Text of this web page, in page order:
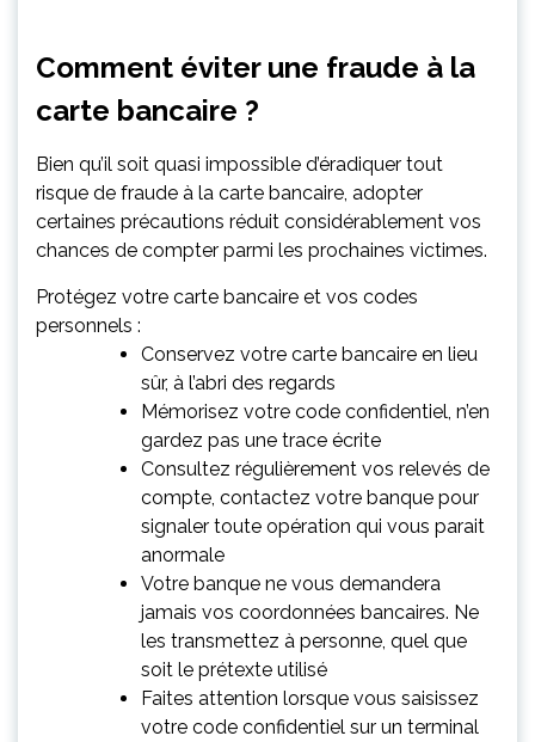
Comment éviter une fraude à la
carte bancaire ?
Bien qu’il soit quasi impossible d’éradiquer tout
risque de fraude à la carte bancaire, adopter
certaines précautions réduit considérablement vos
chances de compter parmi les prochaines victimes.
Protégez votre carte bancaire et vos codes
personnels :
Conservez votre carte bancaire en lieu
sûr, à l’abri des regards
Mémorisez votre code confidentiel, n’en
gardez pas une trace écrite
Consultez régulièrement vos relevés de
compte, contactez votre banque pour
signaler toute opération qui vous parait
anormale
Votre banque ne vous demandera
jamais vos coordonnées bancaires. Ne
les transmettez à personne, quel que
soit le prétexte utilisé
Faites attention lorsque vous saisissez
votre code confidentiel sur un terminal